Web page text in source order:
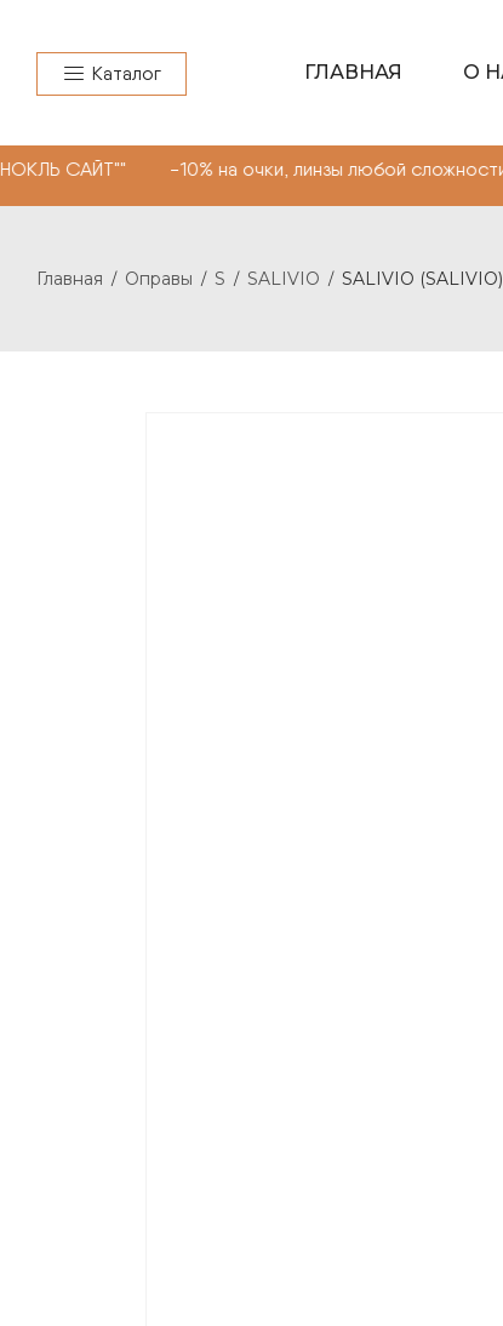
Каталог ГЛАВНАЯ О
10% на очки, линзы любой сложности.
Главная / Оправы / S / SALIVIO / SALIVIO (SALIVIO)